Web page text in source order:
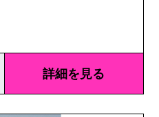
詳細を見る